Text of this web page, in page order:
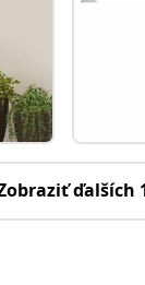
ďalších